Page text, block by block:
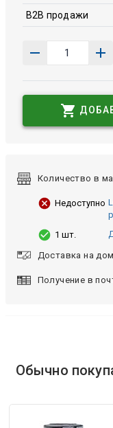
B2B продажи
Количество в
Недоступно
1 шт.
Доставка на дом
Получение в
Обычно